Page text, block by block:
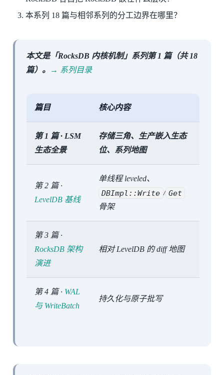
本系列 18 篇与相邻系列的分工边界在哪里？
本文是「RocksDB 内核机制」系列第 1 篇（共 18
篇）。
→ 系列目录
篇目 核心内容
第 1 篇 · LSM
生态全景
存储三角、生产嵌入生态
位、系列地图
第 2 篇 ·
LevelDB 基线
单线程 leveled、
DBImpl::Write / Get
骨架
第 3 篇 ·
RocksDB 架构
演进
相对 LevelDB 的 diff 地图
第 4 篇 · WAL
与 WriteBatch
持久化与原子批写